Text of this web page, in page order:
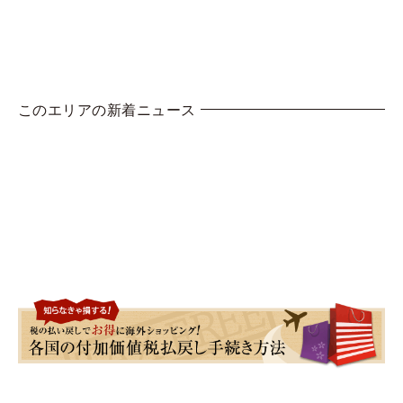
このエリアの新着ニュース